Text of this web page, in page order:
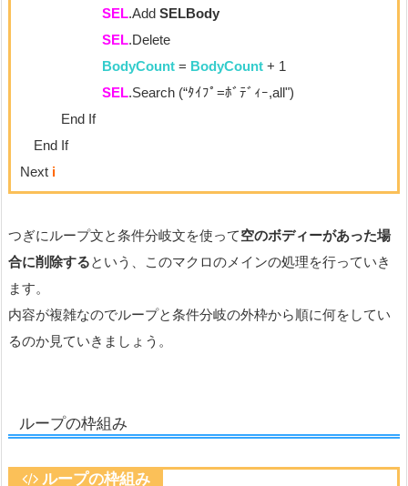
SEL.Add SELBody
SEL.Delete
BodyCount = BodyCount + 1
SEL.Search (“ﾀｲﾌﾟ=ﾎﾞﾃﾞｨｰ,all")
End If
End If
Next i
つぎにループ文と条件分岐文を使って空のボディーがあった場
合に削除するという、このマクロのメインの処理を行っていき
ます。
内容が複雑なのでループと条件分岐の外枠から順に何をしてい
るのか見ていきましょう。
ループの枠組み
ループの枠組み